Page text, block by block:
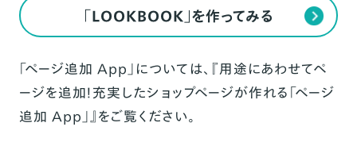
「LOOKBOOK」を作ってみる
「ページ追加 App」については、『用途にあわせてペ
ージを追加！充実したショップページが作れる「ページ
追加 App」』をご覧ください。